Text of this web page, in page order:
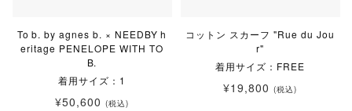
To b. by agnes b. × NEEDBY h
eritage PENELOPE WITH TO
B.
着用サイズ：1
¥50,600 (税込)
コットン スカーフ "Rue du Jou
r"
着用サイズ：FREE
¥19,800 (税込)